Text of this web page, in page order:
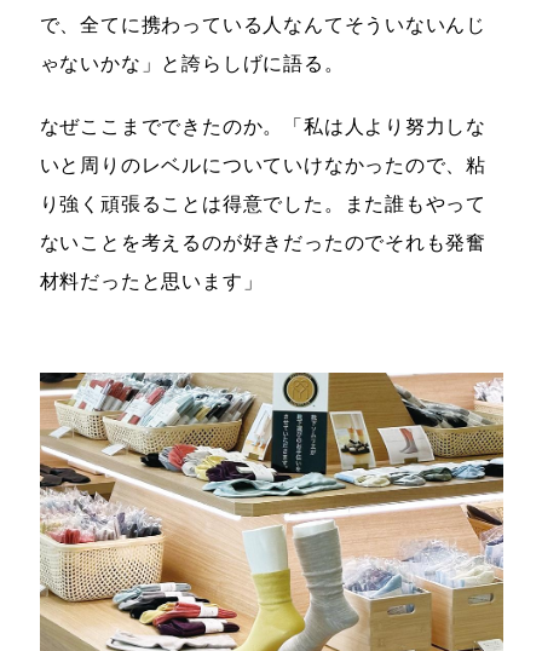
で、全てに携わっている人なんてそういないんじ
ゃないかな」と誇らしげに語る。
なぜここまでできたのか。「私は人より努力しな
いと周りのレベルについていけなかったので、粘
り強く頑張ることは得意でした。また誰もやって
ないことを考えるのが好きだったのでそれも発奮
材料だったと思います」